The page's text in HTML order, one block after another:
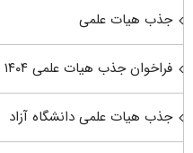
جذب هیات علمی
فراخوان جذب هیات علمی ۱۴۰۴
جذب هیات علمی دانشگاه آزاد